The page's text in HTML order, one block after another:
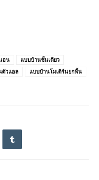
อน
แบบบ้านชั้นเดียว
ตัวแอล
แบบบ้านโมเดิร์นยกพื้น